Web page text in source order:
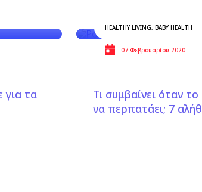
για τα
HEALTHY LIVING, BABY HEALTH
07 Φεβρουαρίου 2020
Τι συμβαίνει όταν
να περπατάει; 7